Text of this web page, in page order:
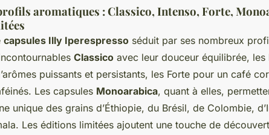
aromatiques : Classico, Intenso, Forte,
capsules Illy Iperespresso séduit par ses nombreux
Classico avec leur douceur équilibrée, les
puissants et persistants, les Forte pour un café
Les capsules Monoarabica, quant à elles,
unique des grains d’Éthiopie, du Brésil, de Colombie,
Les éditions limitées ajoutent une touche de